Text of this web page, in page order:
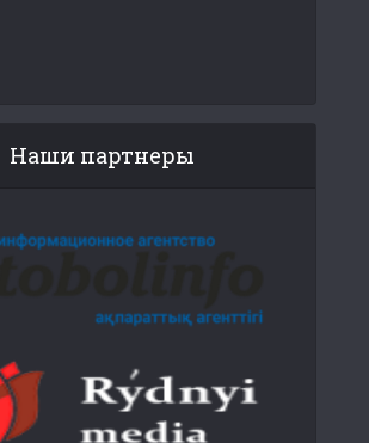
Наши партнеры